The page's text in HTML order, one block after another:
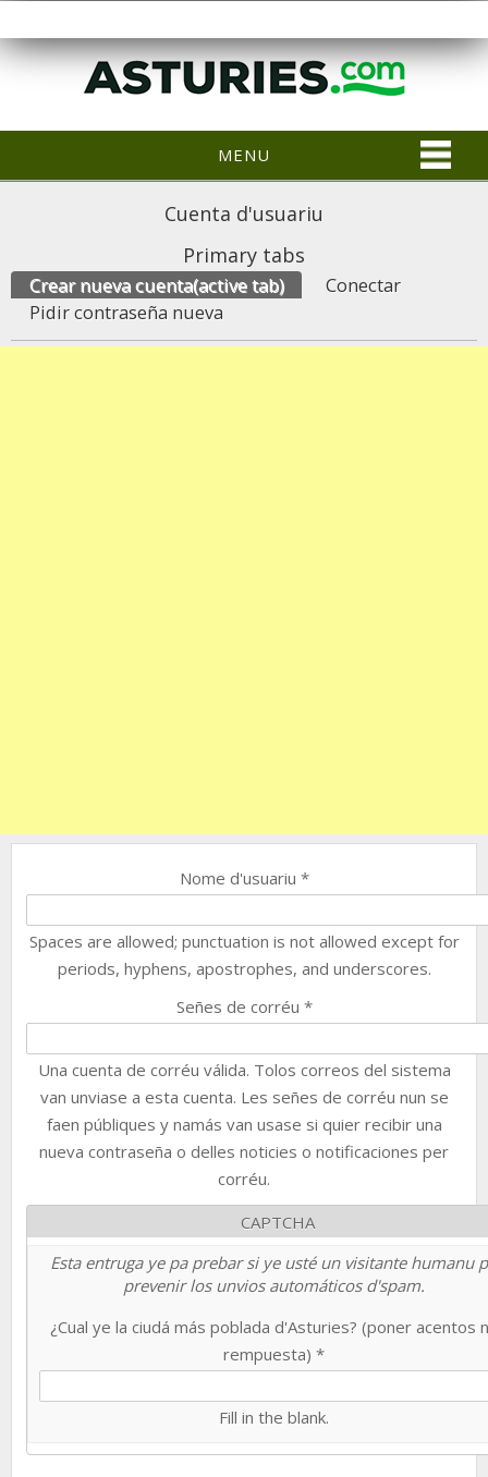
MENU
Cuenta d'usuariu
Primary tabs
Crear nueva cuenta(active tab)
Conectar
Pidir contraseña nueva
Nome d'usuariu *
Spaces are allowed; punctuation is not allowed except for
periods, hyphens, apostrophes, and underscores.
Señes de corréu *
Una cuenta de corréu válida. Tolos correos del sistema
van unviase a esta cuenta. Les señes de corréu nun se
faen públiques y namás van usase si quier recibir una
nueva contraseña o delles noticies o notificaciones per
corréu.
CAPTCHA
Esta entruga ye pa prebar si ye usté un visitante humanu
prevenir los unvios automáticos d'spam.
¿Cual ye la ciudá más poblada d'Asturies? (poner acentos
rempuesta) *
Fill in the blank.